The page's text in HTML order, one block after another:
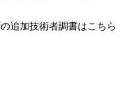
追加技術者調書はこちら